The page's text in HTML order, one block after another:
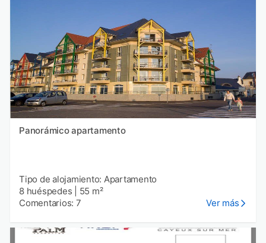
Panorámico apartamento
Tipo de alojamiento: Apartamento
8 huéspedes
55 m²
Comentarios: 7
Ver más